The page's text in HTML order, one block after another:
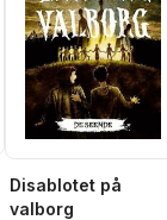
Disablotet på
valborg